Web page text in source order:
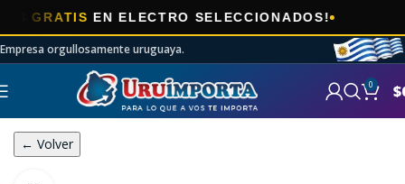
EN ELECTRO SELECCIONADOS!
Empresa orgullosamente uruguaya.
0 $
← Volver